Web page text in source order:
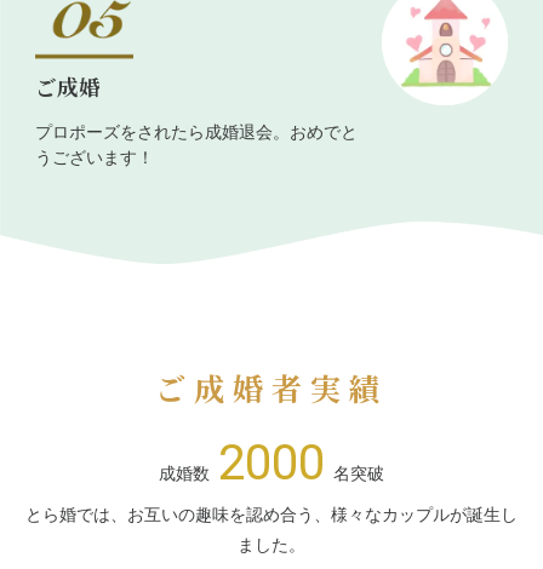
ご成婚
プロポーズをされたら成婚退会。おめでと
うございます！
ご成婚者実績
成婚数 2000 名突破
とら婚では、お互いの趣味を認め合う、様々なカップルが誕生し
ました。